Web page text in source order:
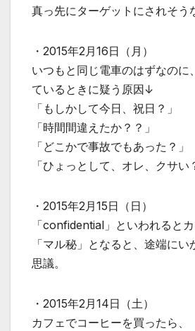
真っ先にターゲットにされそう
・2015年2月16日（月）
いつもと同じ電車のはずなのに
ているときに疑う原因↓
「もしかして今日、祝日？」
「時間間違えたか？？」
「どこかで事故でもあった？」
「ひょっとして、オレ、クサい
・2015年2月15日（日）
「confidential」といわれるとカ
「マル秘」となると、途端に
思議。
・2015年2月14日（土）
カフェでコーヒーを買ったら、